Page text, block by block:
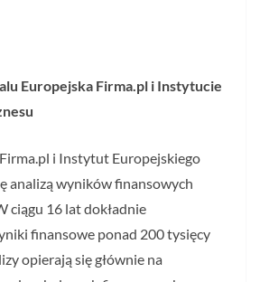
Europejska Firma.pl i Instytucie
i Instytut Europejskiego
analizą wyników finansowych
ciągu 16 lat dokładnie
finansowe ponad 200 tysięcy
opierają się głównie na